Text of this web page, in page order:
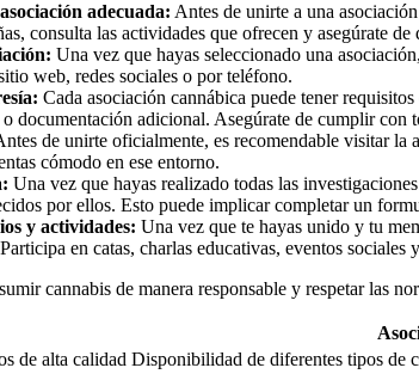
adecuada: Antes de unirte a una
consulta las actividades que ofrecen y asegúrate
Una vez que hayas seleccionado una
web, redes sociales o por teléfono.
Cada asociación cannábica puede tener
documentación adicional. Asegúrate de cumplir con
de unirte oficialmente, es recomendable visitar la
cómodo en ese entorno.
Una vez que hayas realizado todas las
por ellos. Esto puede implicar completar un
y actividades: Una vez que te hayas unido y tu
en catas, charlas educativas, eventos
cannabis de manera responsable y respetar las
de alta calidad Disponibilidad de diferentes tipos de